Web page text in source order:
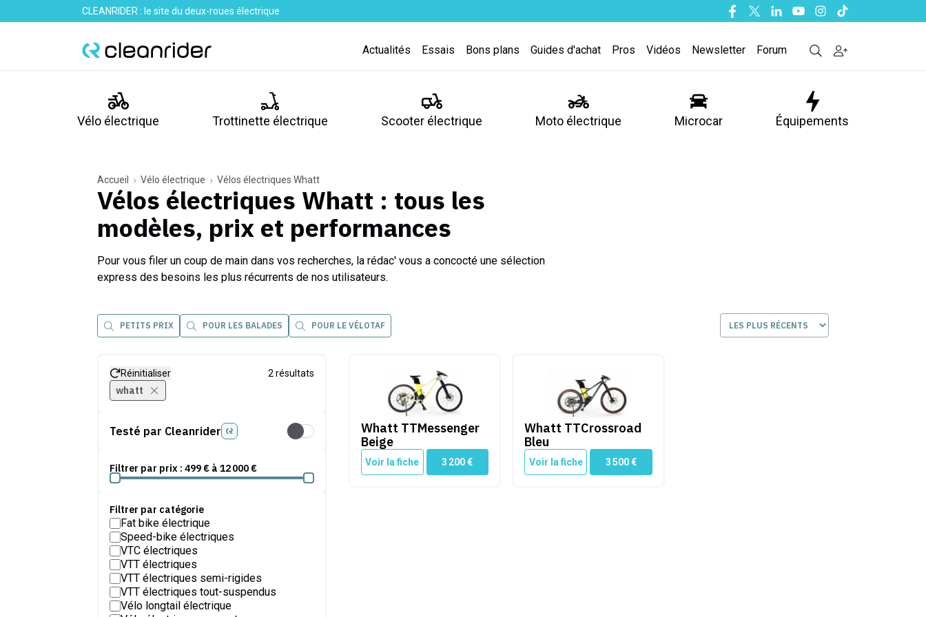
CLEANRIDER : le site du deux-roues électrique Facebook
TwitterLinkedinYoutubeInstagram
Tiktok
Actualités Essais Bons plans Guides d'achat Pros Vidéos Newsletter Forum
Vélo électrique Trottinette électrique Scooter électrique Moto électrique Microcar Équipements
Accueil Vélo électrique Vélos électriques Whatt
Vélos électriques Whatt : tous les
modèles, prix et performances
Pour vous filer un coup de main dans vos recherches, la rédac' vous a concocté une sélection
express des besoins les plus récurrents de nos utilisateurs.
PETITS PRIX POUR LES BALADES POUR LE VÉLOTAF
Réinitialiser 2 résultats
whatt
Testé par Cleanrider Testé par Cleanrider
Filtrer par prix : 499 € à 12 000 €
Filtrer par catégorie
Fat bike électrique
Speed-bike électriques
VTC électriques
VTT électriques
VTT électriques semi-rigides
VTT électriques tout-suspendus
Vélo longtail électrique
Whatt TTMessenger Beige
Whatt TTMessenger
Beige
Voir la fiche 3 200€
Whatt TTCrossroad Bleu
Whatt TTCrossroad
Bleu
Voir la fiche 3 500€